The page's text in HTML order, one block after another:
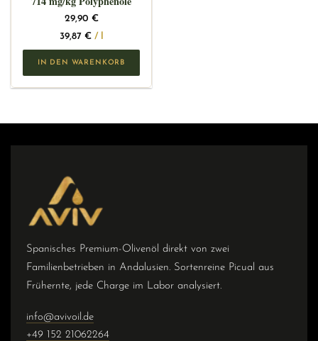
29,90 €
39,87 €/
IN DEN WARENKORB
Spanisches Premium-Olivenöl direkt von zwei
Familienbetrieben in Andalusien. Sortenreine Picual aus
Frühernte, jede Charge im Labor analysiert.
info@avivoil.de
+49 152 21062264